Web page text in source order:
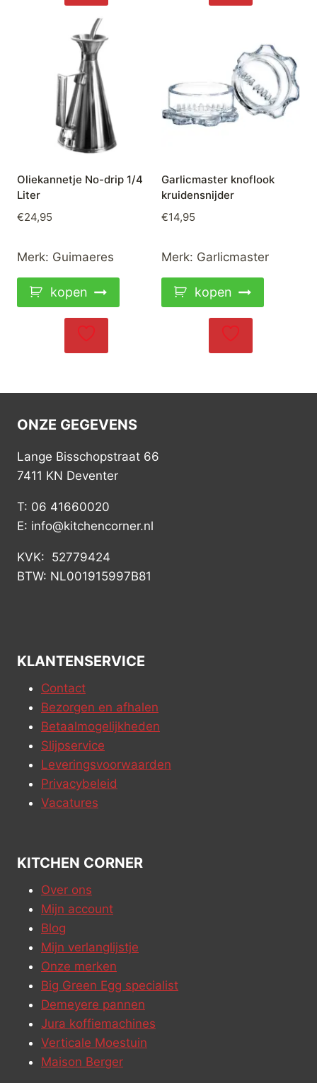
Oliekannetje No-drip 1/4
Liter
€24,95
Merk: Guimaeres
kopen
Garlicmaster knoflook
kruidensnijder
€14,95
Merk: Garlicmaster
kopen
ONZE GEGEVENS
Lange Bisschopstraat 66
7411 KN Deventer
T: 06 41660020
E: info@kitchencorner.nl
KVK: 52779424
BTW: NL001915997B81
KLANTENSERVICE
Contact
Bezorgen en afhalen
Betaalmogelijkheden
Slijpservice
Leveringsvoorwaarden
Privacybeleid
Vacatures
KITCHEN CORNER
Over ons
Mijn account
Blog
Mijn verlanglijstje
Onze merken
Big Green Egg specialist
Demeyere pannen
Jura koffiemachines
Verticale Moestuin
Maison Berger